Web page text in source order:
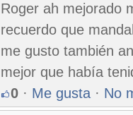
Roger ah mejorado
recuerdo que
me gusto también
mejor que había
0 · Me gusta · No